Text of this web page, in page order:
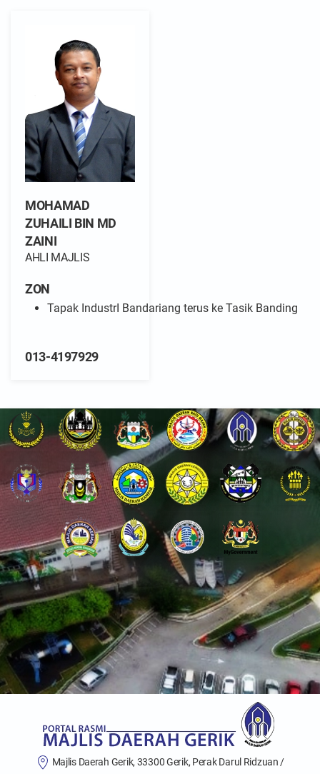
MOHAMAD
ZUHAILI BIN MD
ZAINI
AHLI MAJLIS
ZON
Tapak IndustrI Bandariang terus ke Tasik Banding
013-4197929
Majlis Daerah Gerik, 33300 Gerik, Perak Darul Ridzuan /